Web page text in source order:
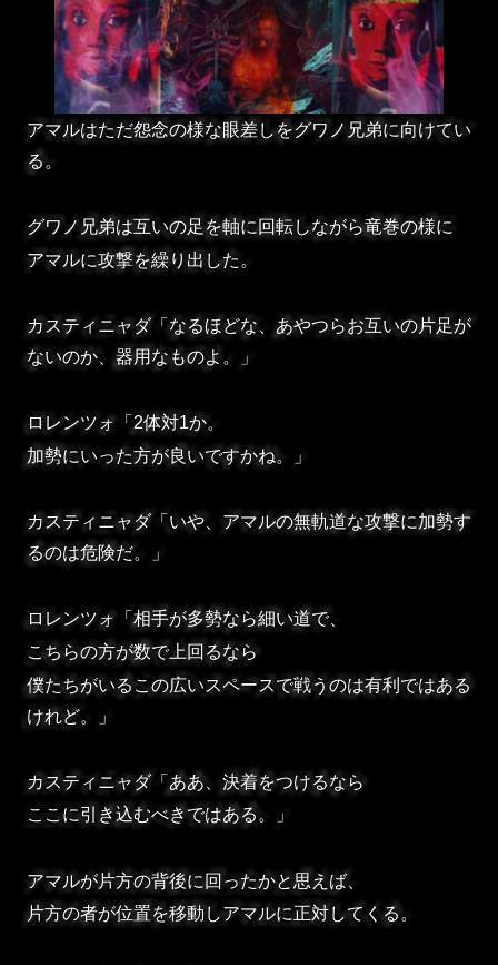
アマルはただ怨念の様な眼差しをグワノ兄弟に向けてい
る。
グワノ兄弟は互いの足を軸に回転しながら竜巻の様に
アマルに攻撃を繰り出した。
カスティニャダ「なるほどな、あやつらお互いの片足が
ないのか、器用なものよ。」
ロレンツォ「2体対1か。
加勢にいった方が良いですかね。」
カスティニャダ「いや、アマルの無軌道な攻撃に加勢す
るのは危険だ。」
ロレンツォ「相手が多勢なら細い道で、
こちらの方が数で上回るなら
僕たちがいるこの広いスペースで戦うのは有利ではある
けれど。」
カスティニャダ「ああ、決着をつけるなら
ここに引き込むべきではある。」
アマルが片方の背後に回ったかと思えば、
片方の者が位置を移動しアマルに正対してくる。